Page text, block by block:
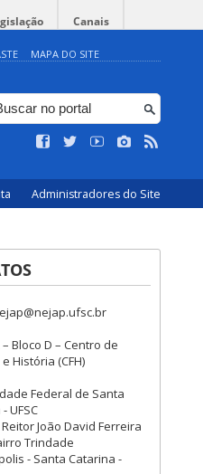
Canais
MAPA DO SITE
Administradores do Site
– Bloco D – Centro de
História (CFH)
Federal de Santa
UFSC
João David Ferreira
Trindade
- Santa Catarina -